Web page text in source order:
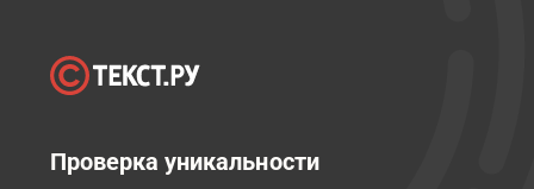
Проверка уникальности